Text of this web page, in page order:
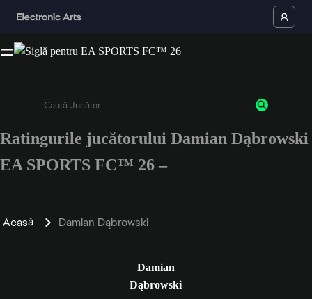
Enter a minimum of 3 characters or numbers
Ratingurile jucătorului Damian Dąbrowski
EA SPORTS FC™ 26 –
Acasă Damian Dąbrowski
Damian
Dąbrowski